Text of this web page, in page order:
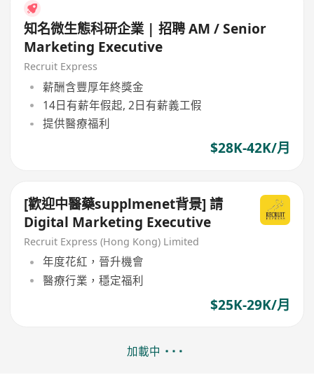
知名微生態科研企業 | 招聘 AM / Senior
Marketing Executive
Recruit Express
薪酬含豐厚年終獎金
14日有薪年假起, 2日有薪義工假
提供醫療福利
$28K-42K/月
[歡迎中醫藥supplmenet背景] 請
Digital Marketing Executive
Recruit Express (Hong Kong) Limited
年度花紅，晉升機會
醫療行業，穩定福利
$25K-29K/月
加載中